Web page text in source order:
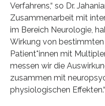
Verfahrens,“ so Dr.
Zusammenarbeit mit
im Bereich Neurologie,
Wirkung von
Patient*innen mit
messen wir die
zusammen mit
physiologischen Effekten.“